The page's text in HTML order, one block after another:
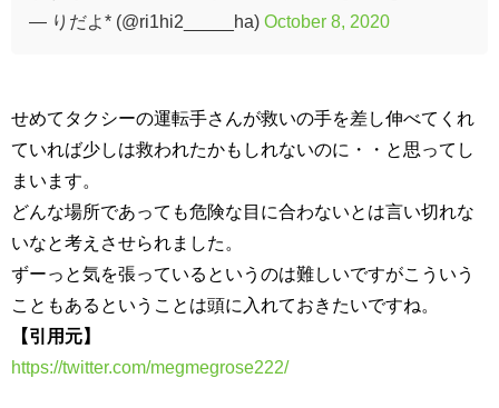
— りだよ* (@ri1hi2_____ha) October 8, 2020
せめてタクシーの運転手さんが救いの手を差し伸べてくれ
ていれば少しは救われたかもしれないのに・・と思ってし
まいます。
どんな場所であっても危険な目に合わないとは言い切れな
いなと考えさせられました。
ずーっと気を張っているというのは難しいですがこういう
こともあるということは頭に入れておきたいですね。
【引用元】
https://twitter.com/megmegrose222/